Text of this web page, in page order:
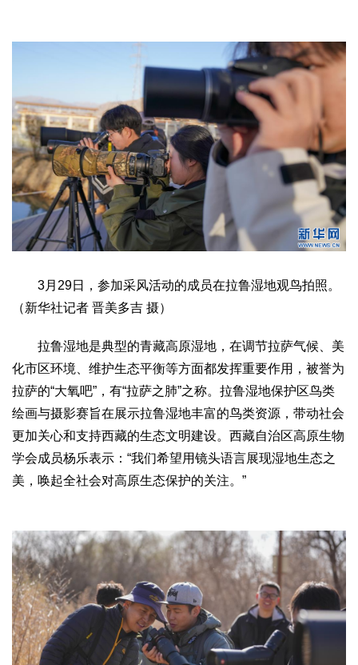
3月29日，参加采风活动的成员在拉鲁湿地观鸟拍照。
（新华社记者 晋美多吉 摄）
拉鲁湿地是典型的青藏高原湿地，在调节拉萨气候、美
化市区环境、维护生态平衡等方面都发挥重要作用，被誉为
拉萨的“大氧吧”，有“拉萨之肺”之称。拉鲁湿地保护区鸟类
绘画与摄影赛旨在展示拉鲁湿地丰富的鸟类资源，带动社会
更加关心和支持西藏的生态文明建设。西藏自治区高原生物
学会成员杨乐表示：“我们希望用镜头语言展现湿地生态之
美，唤起全社会对高原生态保护的关注。”